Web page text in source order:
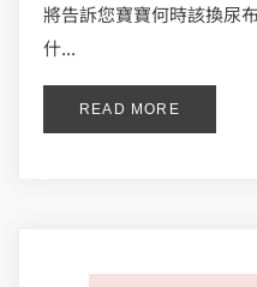
將告訴您寶寶何時該換尿
什...
READ MORE